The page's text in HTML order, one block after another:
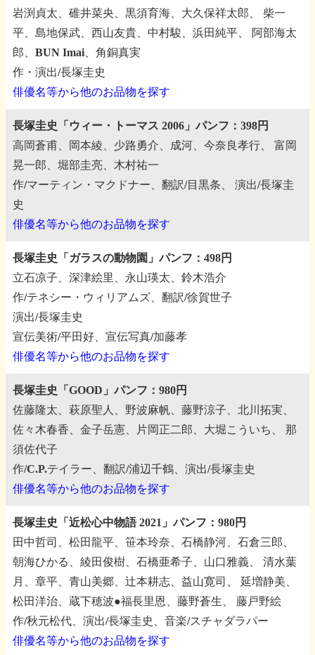
岩渕貞太、碓井菜央、黒須育海、大久保祥太郎、
柴一
平、島地保武、西山友貴、中村駿、浜田純平、
阿部海太
郎、BUN Imai、角銅真実
作・演出/長塚圭史
俳優名等から他のお品物を探す
長塚圭史「ウィー・トーマス 2006」パンフ：398円
高岡蒼甫、岡本綾、少路勇介、成河、今奈良孝行、
富岡
晃一郎、堀部圭亮、木村祐一
作/マーティン・マクドナー、翻訳/目黒条、
演出/長塚圭
史
俳優名等から他のお品物を探す
長塚圭史「ガラスの動物園」パンフ：498円
立石凉子、深津絵里、永山瑛太、鈴木浩介
作/テネシー・ウィリアムズ、翻訳/徐賀世子
演出/長塚圭史
宣伝美術/平田好、宣伝写真/加藤孝
俳優名等から他のお品物を探す
長塚圭史「GOOD」パンフ：980円
佐藤隆太、萩原聖人、野波麻帆、藤野涼子、北川拓実、
佐々木春香、金子岳憲、片岡正二郎、大堀こういち、
那
須佐代子
作/C.P.テイラー、翻訳/浦辺千鶴、演出/長塚圭史
俳優名等から他のお品物を探す
長塚圭史「近松心中物語 2021」パンフ：980円
田中哲司、松田龍平、笹本玲奈、石橋静河、石倉三郎、
朝海ひかる、綾田俊樹、石橋亜希子、山口雅義、
清水葉
月、章平、青山美郷、辻本耕志、益山寛司、
延増静美、
松田洋治、蔵下穂波●福長里恩、藤野蒼生、
藤戸野絵
作/秋元松代、演出/長塚圭史、音楽/スチャダラパー
俳優名等から他のお品物を探す